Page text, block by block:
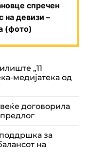
спречен
на девизи –
(фото)
„11
медијатека од
договорила
за
на